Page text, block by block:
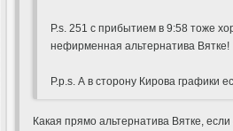
P.s. 251 с прибытием в 9:58 тоже
нефирменная альтернатива Вятке!
P.p.s. А в сторону Кирова графики
Какая прямо альтернатива Вятке,